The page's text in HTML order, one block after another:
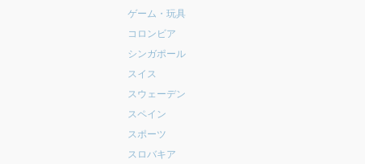
ゲーム・玩具
コロンビア
シンガポール
スイス
スウェーデン
スペイン
スポーツ
スロバキア